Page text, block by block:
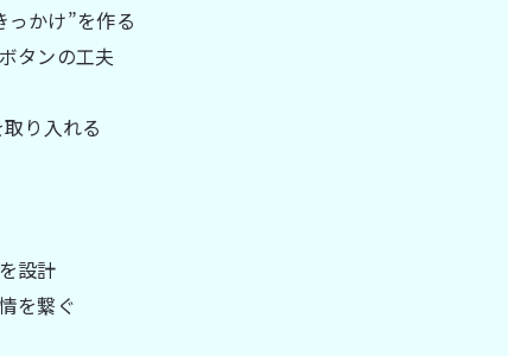
っかけ”を作る
タンの工夫
り入れる
設計
を繋ぐ